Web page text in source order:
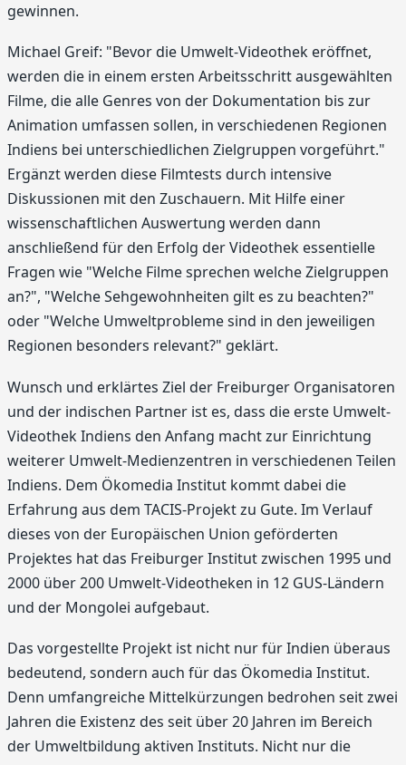
gewinnen.
Michael Greif: "Bevor die Umwelt-Videothek eröffnet,
werden die in einem ersten Arbeitsschritt ausgewählten
Filme, die alle Genres von der Dokumentation bis zur
Animation umfassen sollen, in verschiedenen Regionen
Indiens bei unterschiedlichen Zielgruppen vorgeführt."
Ergänzt werden diese Filmtests durch intensive
Diskussionen mit den Zuschauern. Mit Hilfe einer
wissenschaftlichen Auswertung werden dann
anschließend für den Erfolg der Videothek essentielle
Fragen wie "Welche Filme sprechen welche Zielgruppen
an?", "Welche Sehgewohnheiten gilt es zu beachten?"
oder "Welche Umweltprobleme sind in den jeweiligen
Regionen besonders relevant?" geklärt.
Wunsch und erklärtes Ziel der Freiburger Organisatoren
und der indischen Partner ist es, dass die erste Umwelt-
Videothek Indiens den Anfang macht zur Einrichtung
weiterer Umwelt-Medienzentren in verschiedenen Teilen
Indiens. Dem Ökomedia Institut kommt dabei die
Erfahrung aus dem TACIS-Projekt zu Gute. Im Verlauf
dieses von der Europäischen Union geförderten
Projektes hat das Freiburger Institut zwischen 1995 und
2000 über 200 Umwelt-Videotheken in 12 GUS-Ländern
und der Mongolei aufgebaut.
Das vorgestellte Projekt ist nicht nur für Indien überaus
bedeutend, sondern auch für das Ökomedia Institut.
Denn umfangreiche Mittelkürzungen bedrohen seit zwei
Jahren die Existenz des seit über 20 Jahren im Bereich
der Umweltbildung aktiven Instituts. Nicht nur die